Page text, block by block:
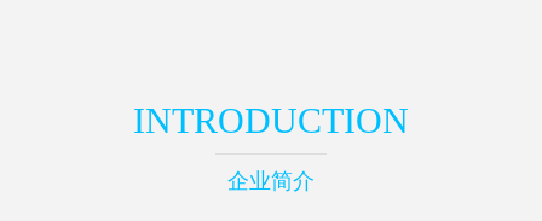
INTRODUCTION
企业简介